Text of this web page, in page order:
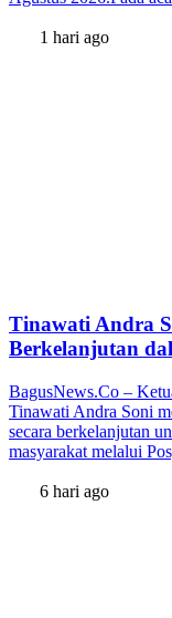
1 hari ago
Tinawati Andra
Berkelanjutan
BagusNews.Co –
Tinawati Andra Soni
secara berkelanjutan
masyarakat melalui
6 hari ago